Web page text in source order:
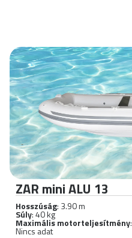
ZAR mini ALU 13
Hosszúság: 3.90 m
Súly: 40 kg
Maximális motorteljesítmény:
Nincs adat